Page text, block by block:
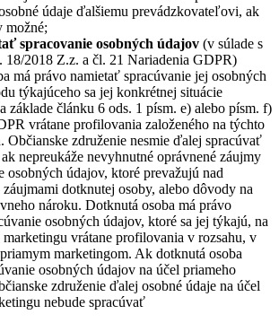
údaje ďalšiemu prevádzkovateľovi, ak
možné;
spracovanie osobných údajov (v súlade s
18/2018 Z.z. a čl. 21 Nariadenia GDPR)
má právo namietať spracúvanie jej osobných
týkajúceho sa jej konkrétnej situácie
základe článku 6 ods. 1 písm. e) alebo písm. f)
vrátane profilovania založeného na týchto
Občianske združenie nesmie ďalej spracúvať
nepreukáže nevyhnutné oprávnené záujmy
osobných údajov, ktoré prevažujú nad
dotknutej osoby, alebo dôvody na
nároku. Dotknutá osoba má právo
osobných údajov, ktoré sa jej týkajú, na
marketingu vrátane profilovania v rozsahu, v
marketingom. Ak dotknutá osoba
osobných údajov na účel priameho
združenie ďalej osobné údaje na účel
nebude spracúvať